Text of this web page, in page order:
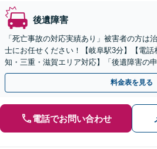
後遺障害
「死亡事故の対応実績あり」被害者の方は
士にお任せください！【岐阜駅3分】【電
知・三重・滋賀エリア対応】「後遺障害の
携」「示談金無料診断サービスあり」【休
料金表を見る
電話でお問い合わせ